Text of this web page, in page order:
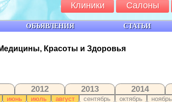
Красоты и Здоровья
2012 2013 2014
июнь июль август сентябрь октябрь ноябрь
ОБЪЯВЛЕНИЯ СТАТЬИ
Клиники Салоны